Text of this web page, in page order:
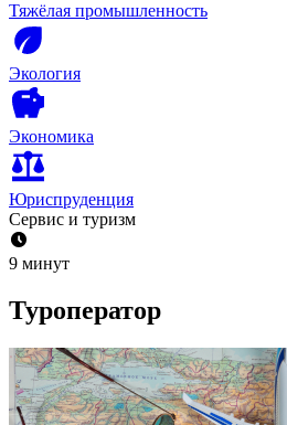
Тяжёлая промышленность
Экология
Экономика
Юриспруденция
Сервис и туризм
9 минут
Туроператор